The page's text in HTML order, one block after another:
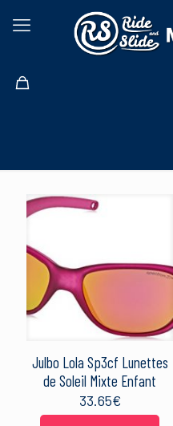
Julbo Lola Sp3cf Lunettes
de Soleil Mixte Enfant
33.65€